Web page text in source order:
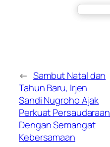
← Sambut Natal dan
Tahun Baru, Irjen
Sandi Nugroho Ajak
Perkuat Persaudaraan
Dengan Semangat
Kebersamaan